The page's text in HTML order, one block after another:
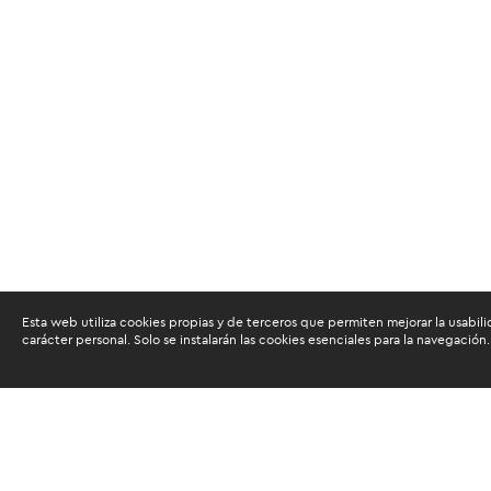
Esta web utiliza cookies propias y de terceros que permiten mejorar la
carácter personal. Solo se instalarán las cookies esenciales para la navegación.